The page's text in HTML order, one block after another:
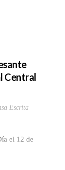
Central
Escrita
el 12 de